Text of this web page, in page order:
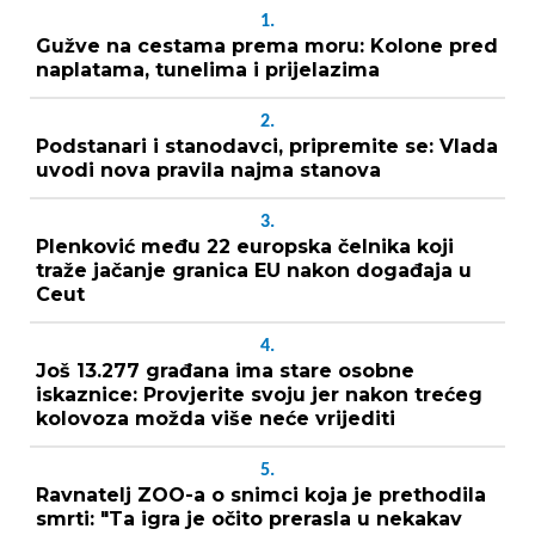
1.
Gužve na cestama prema moru: Kolone pred
naplatama, tunelima i prijelazima
2.
Podstanari i stanodavci, pripremite se: Vlada
uvodi nova pravila najma stanova
3.
Plenković među 22 europska čelnika koji
traže jačanje granica EU nakon događaja u
Ceut
4.
Još 13.277 građana ima stare osobne
iskaznice: Provjerite svoju jer nakon trećeg
kolovoza možda više neće vrijediti
5.
Ravnatelj ZOO-a o snimci koja je prethodila
smrti: "Ta igra je očito prerasla u nekakav